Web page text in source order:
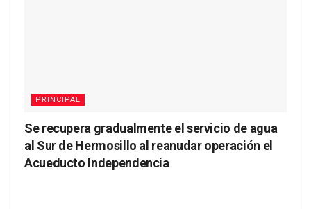
PRINCIPAL
Se recupera gradualmente el servicio de agua
al Sur de Hermosillo al reanudar operación el
Acueducto Independencia